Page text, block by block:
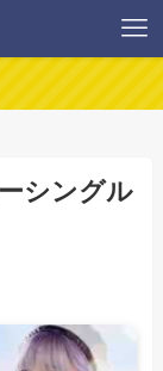
シングル